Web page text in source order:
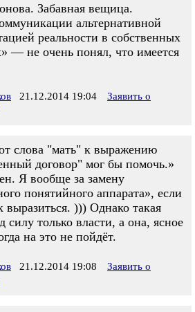
Забавная вещица.
альтернативной
реальности в собственных
— не очень понял, что имеется
21.12.2014 19:04
Заявить о
слова "мать" к выражению
договор" мог бы помочь.»
Я вообще за замену
понятийного аппарата», если
выразиться. ))) Однако такая
силу только власти, а она, ясное
на это не пойдёт.
21.12.2014 19:08
Заявить о